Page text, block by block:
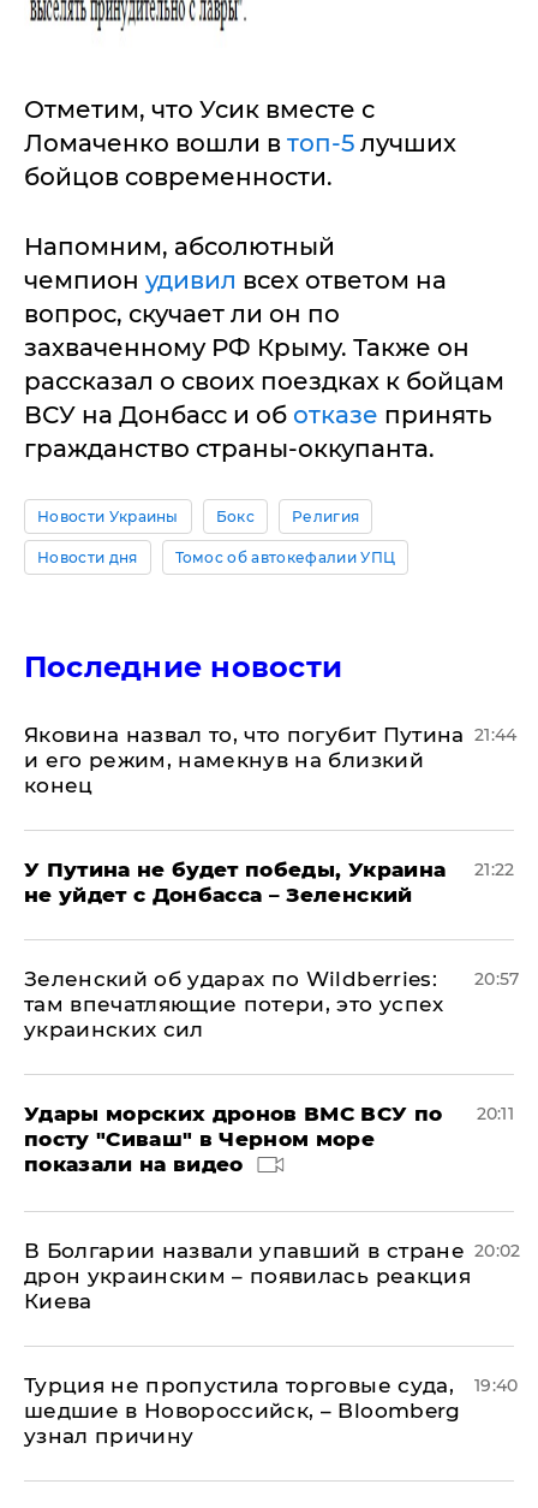
Отметим, что Усик вместе с
Ломаченко вошли в топ-5 лучших
бойцов современности.
Напомним, абсолютный
чемпион удивил всех ответом на
вопрос, скучает ли он по
захваченному РФ Крыму. Также он
рассказал о своих поездках к бойцам
ВСУ на Донбасс и об отказе принять
гражданство страны-оккупанта.
Новости Украины Бокс Религия
Новости дня Томос об автокефалии УПЦ
Последние новости
Яковина назвал то, что погубит Путина
и его режим, намекнув на близкий
конец
21:44
У Путина не будет победы, Украина
не уйдет с Донбасса – Зеленский
21:22
Зеленский об ударах по Wildberries:
там впечатляющие потери, это успех
украинских сил
20:57
Удары морских дронов ВМС ВСУ по
посту "Сиваш" в Черном море
показали на видео
20:11
В Болгарии назвали упавший в стране
дрон украинским – появилась реакция
Киева
20:02
Турция не пропустила торговые суда,
шедшие в Новороссийск, – Bloomberg
узнал причину
19:40